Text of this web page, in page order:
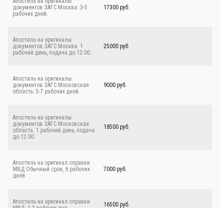
документов ЗАГС Москва: 3-5
рабочих дней.
17300 руб.
Апостиль на оригиналы
документов ЗАГС Москва: 1
рабочий день, подача до 12:00.
25000 руб.
Апостиль на оригиналы
документов ЗАГС Московская
область: 5-7 рабочих дней.
9000 руб.
Апостиль на оригиналы
документов ЗАГС Московская
область: 1 рабочий день, подача
до 12:00.
18500 руб.
Апостиль на оригинал справки
МВД Обычный срок, 6 рабочих
дней
7000 руб.
Апостиль на оригинал справки
16500 руб.